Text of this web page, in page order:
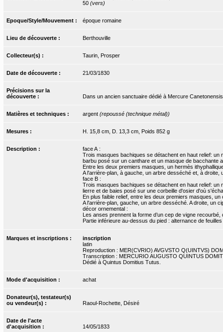
50 (vers)
Epoque/Style/Mouvement : époque romaine
Lieu de découverte : Berthouville
Collecteur(s) : Taurin, Prosper
Date de découverte : 21/03/1830
Précisions sur la
découverte :
Dans un ancien sanctuaire dédié à Mercure Canetonensis
Matières et techniques : argent (repoussé (technique métal))
Mesures : H. 15,8 cm, D. 13,3 cm, Poids 852 g
Description :
face A :
Trois masques bachiques se détachent en haut relief:
barbu posé sur un canthare et un masque de bacchante
Entre les deux premiers masques, un hermès
A l'arrière-plan, à gauche, un arbre desséché et, à droite,
face B :
Trois masques bachiques se détachent en haut relief:
lierre et de baies posé sur une corbeille d'osier d'où
En plus faible relief, entre les deux premiers masques,
A l'arrière-plan, gauche, un arbre desséché. A droite, un
décor ornemental :
Les anses prennent la forme d’un cep de vigne
Partie inférieure au-dessus du pied : alternance de feuilles
Marques et inscriptions :
inscription
latin
Reproduction : MER(CVRIO) AVGVSTO Q(UINTVS)
Transcription : MERCURIO AUGUSTO QUINTUS
Dédié à Quintus Domitius Tutus.
Mode d'acquisition : achat
Donateur(s), testateur(s)
ou vendeur(s) :
Raoul-Rochette, Désiré
Date de l'acte
d'acquisition :
14/05/1833